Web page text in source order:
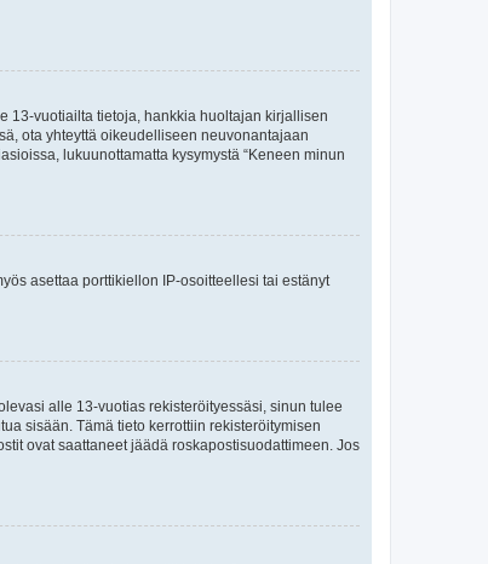
13-vuotiailta tietoja, hankkia huoltajan kirjallisen
ota yhteyttä oikeudelliseen neuvonantajaan
lukuunottamatta kysymystä “Keneen minun
asettaa porttikiellon IP-osoitteellesi tai estänyt
alle 13-vuotias rekisteröityessäsi, sinun tulee
sisään. Tämä tieto kerrottiin rekisteröitymisen
ovat saattaneet jäädä roskapostisuodattimeen. Jos